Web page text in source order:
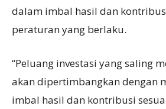
dalam imbal hasil dan
peraturan yang berlaku.
“Peluang investasi yang saling
akan dipertimbangkan dengan
imbal hasil dan kontribusi